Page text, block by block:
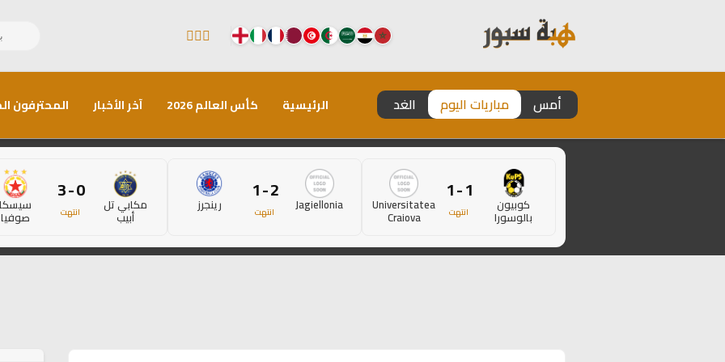
أمس مباريات اليوم الغد الرئيسية كأس العالم 2026 آخر الأخبار المحترفون
كوبيون
بالوسورا
1 - 1
انتهت Universitatea
Craiova
Jagiellonia
2 - 1
انتهت رينجرز مكابي تل
أبيب
0 - 3
انتهت سيسكا
صوفيا